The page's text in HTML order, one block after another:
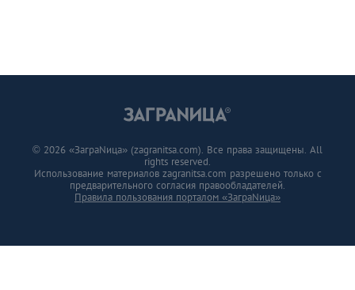
© 2026 «ЗаграNица» (zagranitsa.com). Все права защищены. All
rights reserved.
Использование материалов zagranitsa.com разрешено только с
предварительного согласия правообладателей.
Правила пользования порталом «ЗаграNица»